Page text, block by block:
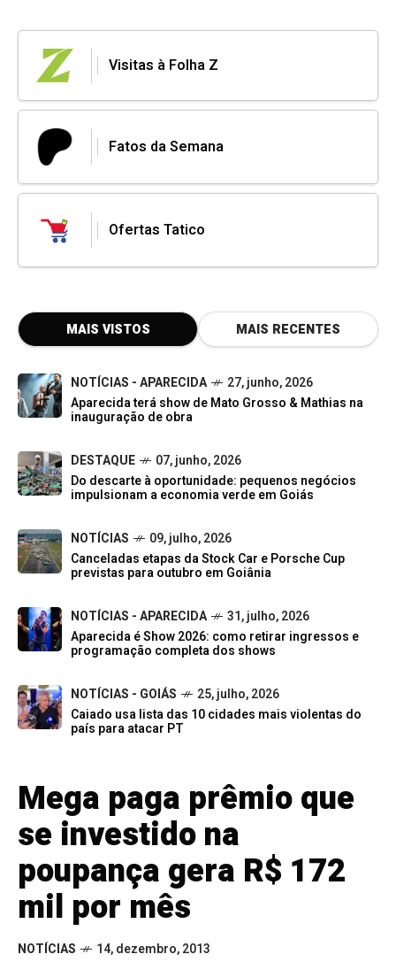
Visitas à Folha Z
Fatos da Semana
Ofertas Tatico
MAIS VISTOS MAIS RECENTES
NOTÍCIAS - APARECIDA
27, junho, 2026
Aparecida terá show de Mato Grosso & Mathias na
inauguração de obra
DESTAQUE
07, junho, 2026
Do descarte à oportunidade: pequenos negócios
impulsionam a economia verde em Goiás
NOTÍCIAS
09, julho, 2026
Canceladas etapas da Stock Car e Porsche Cup
previstas para outubro em Goiânia
NOTÍCIAS - APARECIDA
31, julho, 2026
Aparecida é Show 2026: como retirar ingressos e
programação completa dos shows
NOTÍCIAS - GOIÁS
25, julho, 2026
Caiado usa lista das 10 cidades mais violentas do
país para atacar PT
Mega paga prêmio que
se investido na
poupança gera R$ 172
mil por mês
NOTÍCIAS 14, dezembro, 2013